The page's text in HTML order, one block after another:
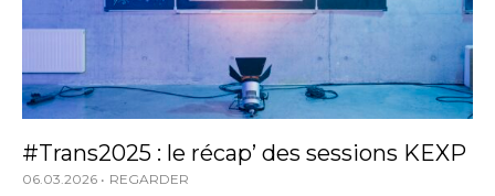
#Trans2025 : le récap’ des sessions KEXP
06.03.2026 REGARDER